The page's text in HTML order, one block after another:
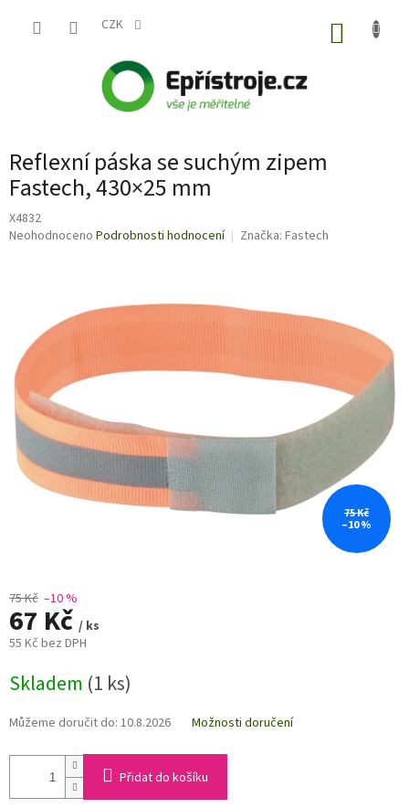
CZK
Reflexní páska se suchým zipem
Fastech, 430×25 mm
X4832
Průměrné
hvězdiček.
Neohodnoceno Podrobnosti hodnocení Značka: Fastech
75 Kč
–10 %
75 Kč –10 %
67 Kč / ks
55 Kč bez DPH
cena:
Skladem (1 ks)
Můžeme doručit do: 10.8.2026 Možnosti doručení
Přidat do košíku